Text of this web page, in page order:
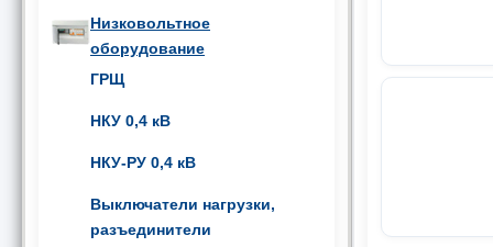
Низковольтное
оборудование
ГРЩ
НКУ 0,4 кВ
НКУ-РУ 0,4 кВ
Выключатели нагрузки,
разъединители